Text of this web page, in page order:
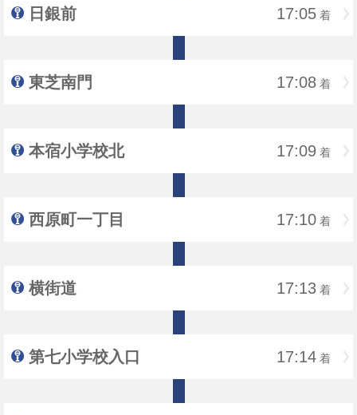
日銀前 17:05 着
東芝南門 17:08 着
本宿小学校北 17:09 着
西原町一丁目 17:10 着
横街道 17:13 着
第七小学校入口 17:14 着